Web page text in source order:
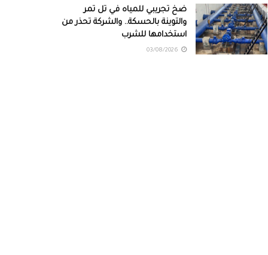
ضخ تجريبي للمياه في تل تمر
والتوينة بالحسكة.. والشركة تحذر من
استخدامها للشرب